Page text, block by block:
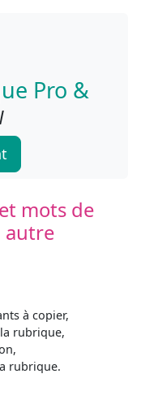
Pro &
mots de
autre
à copier,
rubrique,
rubrique.